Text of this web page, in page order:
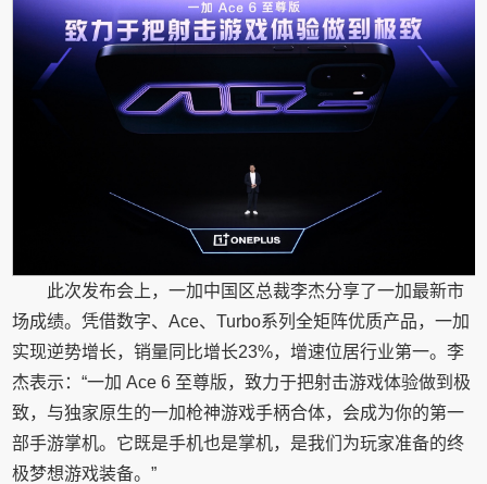
此次发布会上，一加中国区总裁李杰分享了一加最新市
场成绩。凭借数字、Ace、Turbo系列全矩阵优质产品，一加
实现逆势增长，销量同比增长23%，增速位居行业第一。李
杰表示：“一加 Ace 6 至尊版，致力于把射击游戏体验做到极
致，与独家原生的一加枪神游戏手柄合体，会成为你的第一
部手游掌机。它既是手机也是掌机，是我们为玩家准备的终
极梦想游戏装备。”